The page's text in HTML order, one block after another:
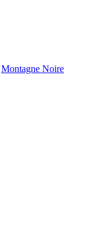
Montagne Noire